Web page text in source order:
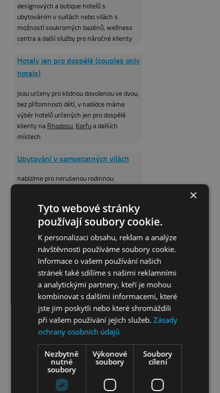
designových a butique hotelů s
ubytováním v suitách nebo vilách s
možností soukromých bazénů, wellness
centra a další služby pro náročné klienty
Hotely jen pro dospělé (couples only
hotels)
jsou určeny pro klidnou dovolenou ve dvou,
bez přítomnosti dětí, v nabídce máme
výběr hotelů určených jen pro dospělé
klienty na Rhodosu Korfua dalších
místech
Ubytování v samostatných vilách
nabízíme pro nerušenou rodinnou
dalších místech
TIPY PRO VÁS
Zájezdy vhodné pro děti
Sepsali jsme pro vás rady a doporučení, jak
pro cestování s dětmi vybrat vhodný
pobyt, abyste svou dovolenou u moře
strávili v pohodě a klidu
Doporučení pro pobyty s dětmi
Víkendy v Řecku
×
Tyto webové stránky
používají soubory cookie.
K personalizaci obsahu, reklam a analýze
návštěvnosti používáme soubory cookie.
Informace o vašem používání našich
stránek také sdílíme s našimi reklamními
a analytickými partnery, kteří je mohou
kombinovat s dalšími informacemi, které
jste jim poskytli nebo které shromáždili
při vašem používání jejich služeb.Zásady
ochrany osobních údajů
Nezbytně
nutné
soubory
Výkonové
soubory
Soubory
cílení